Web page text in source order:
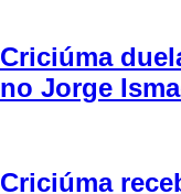
Criciúma
no Jorge
Criciúma